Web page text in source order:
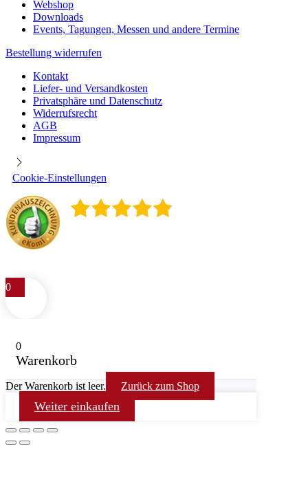
Webshop
Downloads
Events, Tagungen, Messen und andere Termine
Bestellung widerrufen
Kontakt
Liefer- und Versandkosten
Privatsphäre und Datenschutz
Widerrufsrecht
AGB
Impressum
Cookie-Einstellungen
0
0
Warenkorb
Der Warenkorb ist leer. Zurück zum Shop
Weiter einkaufen